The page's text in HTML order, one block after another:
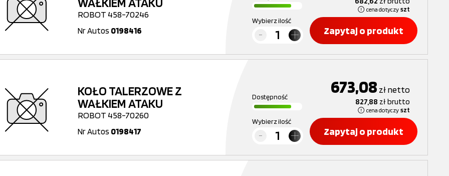
ROBOT 458-70246
Nr Autos 0198416
cena dotyczy szt
Wybierz ilość
Zapytaj o produkt
KOŁO TALERZOWE Z
WAŁKIEM ATAKU
ROBOT 458-70260
Nr Autos 0198417
Dostępność 673,08 złnetto
827,88 złbrutto
cena dotyczy szt
Wybierz ilość
Zapytaj o produkt